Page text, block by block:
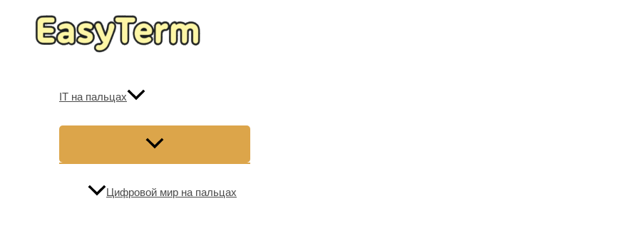
содержимому
IT на пальцах
Цифровой мир на пальцах